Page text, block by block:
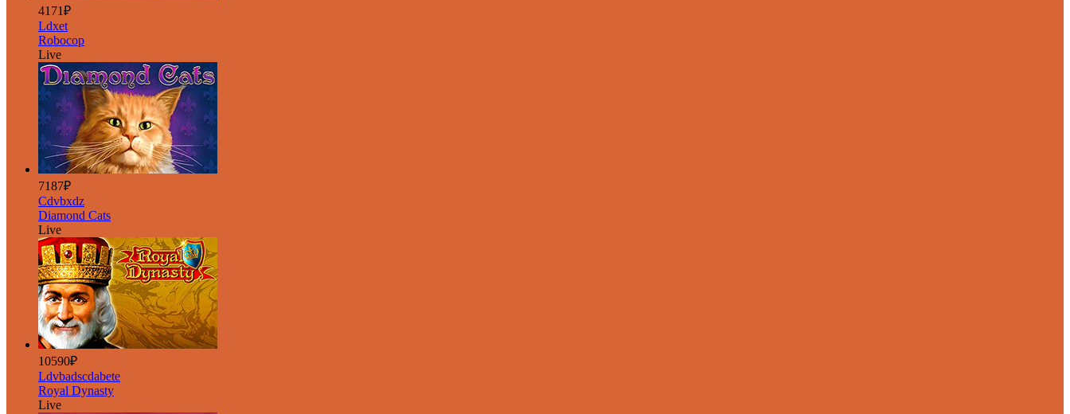
4171₽
Ldxet
Robocop
Live
7187₽
Cdvbxdz
Diamond Cats
Live
10590₽
Ldvbadscdabete
Royal Dynasty
Live